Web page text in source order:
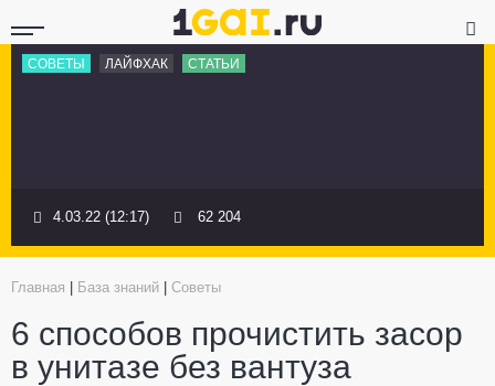
СОВЕТЫ ЛАЙФХАК СТАТЬИ
4.03.22 (12:17) 62 204
Главная База знаний Советы
6 способов прочистить засор
в унитазе без вантуза